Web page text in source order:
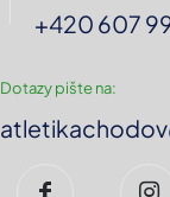
+420 607
Dotazy pište na: